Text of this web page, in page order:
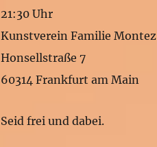
21:30 Uhr
Kunstverein Familie Montez
Honsellstraße 7
60314 Frankfurt am Main
Seid frei und dabei.